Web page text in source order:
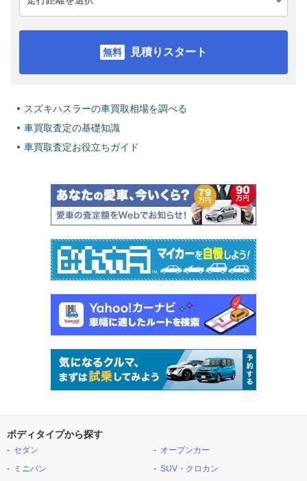
見積りスタート
スズキハスラーの車買取相場を調べる
車買取査定の基礎知識
車買取査定お役立ちガイド
ボディタイプから探す
セダン
ミニバン
オープンカー
SUV・クロカン